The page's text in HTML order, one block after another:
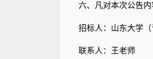
六、 凡对本次公告
招标人：山东大学
联系人：王老师